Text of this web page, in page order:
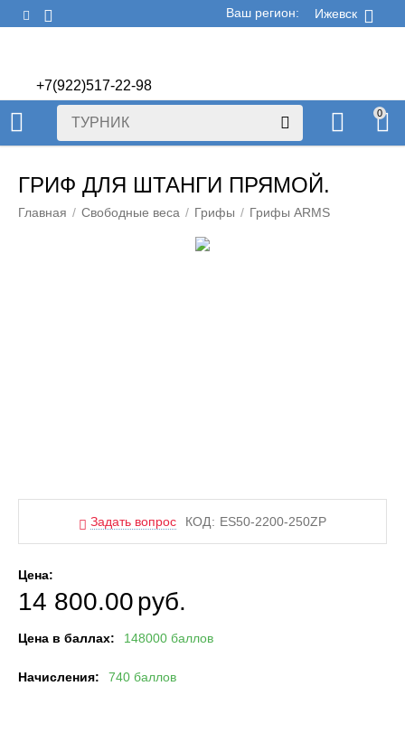
Ижевск
Ваш регион:
+7(922)517-22-98
+7(922)506-70-60
0
ГРИФ ДЛЯ ШТАНГИ ПРЯМОЙ.
Главная / Свободные веса / Грифы / Грифы ARMS
Задать вопрос КОД: ES50-2200-250ZP
Цена:
14 800.00руб.
Цена в баллах: 148000 баллов
Начисления: 740 баллов